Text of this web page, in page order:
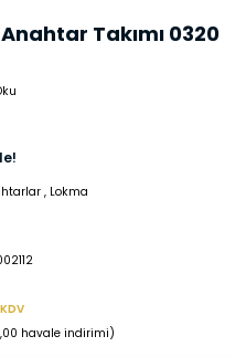
Takımı 0320
, Lokma
havale indirimi)